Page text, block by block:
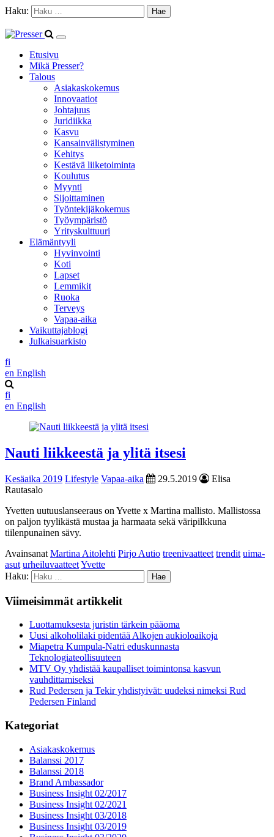
Haku:
Etusivu
Mikä Presser?
Talous
Asiakaskokemus
Innovaatiot
Johtajuus
Juridiikka
Kasvu
Kansainvälistyminen
Kehitys
Kestävä liiketoiminta
Koulutus
Myynti
Sijoittaminen
Työntekijäkokemus
Työympäristö
Yrityskulttuuri
Elämäntyyli
Hyvinvointi
Koti
Lapset
Lemmikit
Ruoka
Terveys
Vapaa-aika
Vaikuttajablogi
Julkaisuarkisto
fi
en English
fi
en English
Nauti liikkeestä ja ylitä itsesi
Kesäaika 2019 Lifestyle Vapaa-aika 29.5.2019
Elisa
Rautasalo
Yvetten uutuuslanseeraus on Yvette x Martina mallisto. Mallistossa
on paljon tyylikästä mustaa ja harmaata sekä väripilkkuna
tiilenpunainen sävy.
Avainsanat Martina Aitolehti Pirjo Autio treenivaatteet trendit uima-
asut urheiluvaatteetYvette
Haku:
Viimeisimmät artikkelit
Luottamuksesta juristin tärkein pääoma
Uusi alkoholilaki pidentää Alkojen aukioloaikoja
Miapetra Kumpula-Natri eduskunnasta
Teknologiateollisuuteen
MTV Oy yhdistää kaupalliset toimintonsa kasvun
vauhdittamiseksi
Rud Pedersen ja Tekir yhdistyivät: uudeksi nimeksi Rud
Pedersen Finland
Kategoriat
Asiakaskokemus
Balanssi 2017
Balanssi 2018
Brand Ambassador
Business Insight 02/2017
Business Insight 02/2021
Business Insight 03/2018
Business Insight 03/2019